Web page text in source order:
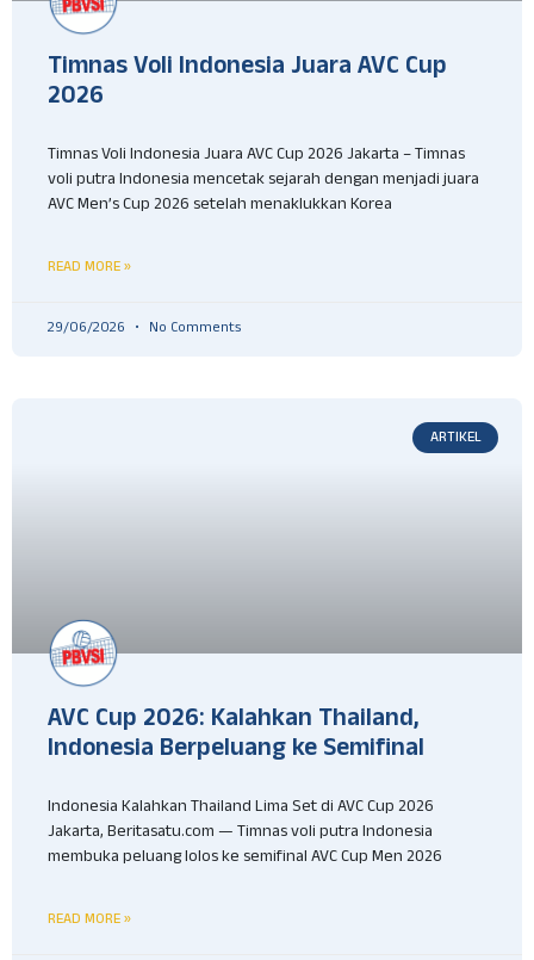
Timnas Voli Indonesia Juara AVC Cup
2026
Timnas Voli Indonesia Juara AVC Cup 2026 Jakarta – Timnas
voli putra Indonesia mencetak sejarah dengan menjadi juara
AVC Men’s Cup 2026 setelah menaklukkan Korea
READ MORE »
29/06/2026 No Comments
ARTIKEL
AVC Cup 2026: Kalahkan Thailand,
Indonesia Berpeluang ke Semifinal
Indonesia Kalahkan Thailand Lima Set di AVC Cup 2026
Jakarta, Beritasatu.com — Timnas voli putra Indonesia
membuka peluang lolos ke semifinal AVC Cup Men 2026
READ MORE »